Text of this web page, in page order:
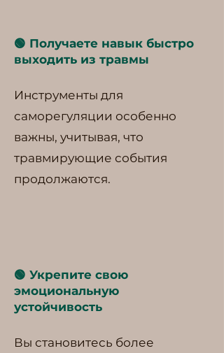
🟢 Получаете навык быстро
выходить из травмы
Инструменты для
саморегуляции особенно
важны, учитывая, что
травмирующие события
продолжаются.
🟢 Укрепите свою
эмоциональную
устойчивость
Вы становитесь более